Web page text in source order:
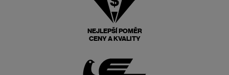
NEJLEPŠÍ POMĚR
CENY A KVALITY